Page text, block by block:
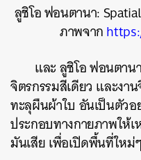
ลูชิโอ ฟอนตานา:
ภาพจาก
และ ลูชิโอ ฟอนตาน
จิตรกรรมสีเดียว และงา
ทะลุผืนผ้าใบ อันเป็นตัว
ประกอบทางกายภาพให้
มันเสีย เพื่อเปิดพื้นที่ใหม่